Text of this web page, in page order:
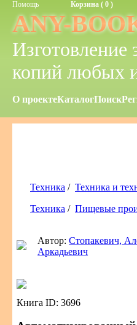
Помощь Корзина ( 0 )
ANY-
Изготовление
копий любых
О проектеКаталогПоиск
Техника / Техника и
Техника / Пищевые
Автор:Стопакевич,
Аркадьевич
Книга ID: 3696